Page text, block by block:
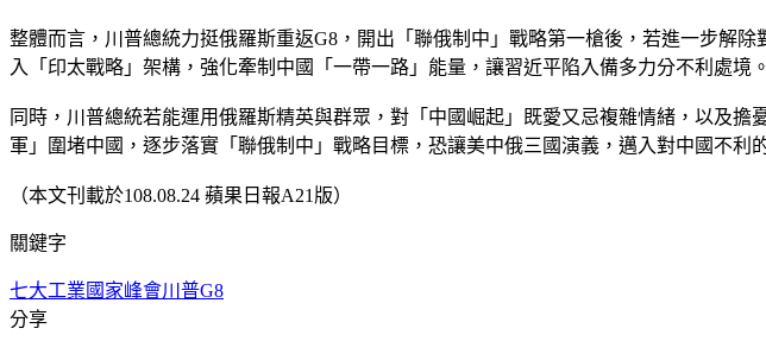
整體而言，川普總統力挺俄羅斯重返G8，開出「聯俄制中」戰略第一槍後，若進一步解
入「印太戰略」架構，強化牽制中國「一帶一路」能量，讓習近平陷入備多力分不利處境。
同時，川普總統若能運用俄羅斯精英與群眾，對「中國崛起」既愛又忌複雜情緒，以及
軍」圍堵中國，逐步落實「聯俄制中」戰略目標，恐讓美中俄三國演義，邁入對中國不利
（本文刊載於108.08.24 蘋果日報A21版）
關鍵字
七大工業國家峰會川普G8
分享